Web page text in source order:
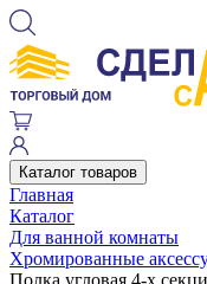
Каталог товаров
Главная
Каталог
Для ванной комнаты
Хромированные
Полка угловая 4-х